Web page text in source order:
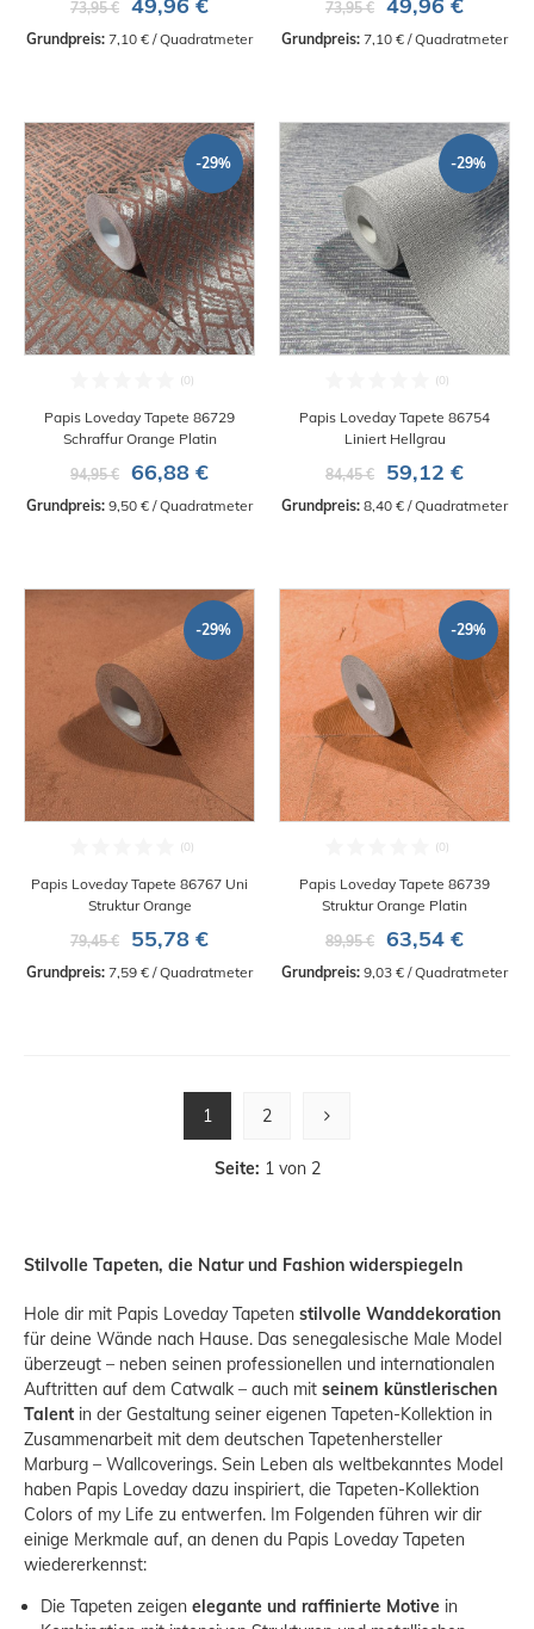
73,95 € 49,96 €
Grundpreis: 7,10 € / Quadratmeter
73,95 € 49,96 €
Grundpreis: 7,10 € / Quadratmeter
-29%
Papis Loveday Tapete 86729
Schraffur Orange Platin
94,95 €
66,88 €
Grundpreis: 9,50 € / Quadratmeter
-29%
Papis Loveday Tapete 86754
Liniert Hellgrau
84,45 €
59,12 €
Grundpreis: 8,40 € / Quadratmeter
-29%
Papis Loveday Tapete 86767 Uni
Struktur Orange
79,45 €
55,78 €
Grundpreis: 7,59 € / Quadratmeter
-29%
Papis Loveday Tapete 86739
Struktur Orange Platin
89,95 €
63,54 €
Grundpreis: 9,03 € / Quadratmeter
1 2
Seite: 1 von 2
Stilvolle Tapeten, die Natur und Fashion widerspiegeln
Hole dir mit Papis Loveday Tapeten stilvolle Wanddekoration
für deine Wände nach Hause. Das senegalesische Male Model
überzeugt – neben seinen professionellen und internationalen
Auftritten auf dem Catwalk – auch mit seinem künstlerischen
Talent in der Gestaltung seiner eigenen Tapeten-Kollektion in
Zusammenarbeit mit dem deutschen Tapetenhersteller
Marburg – Wallcoverings. Sein Leben als weltbekanntes Model
haben Papis Loveday dazu inspiriert, die Tapeten-Kollektion
Colors of my Life zu entwerfen. Im Folgenden führen wir dir
einige Merkmale auf, an denen du Papis Loveday Tapeten
wiedererkennst:
Die Tapeten zeigen elegante und raffinierte Motive in